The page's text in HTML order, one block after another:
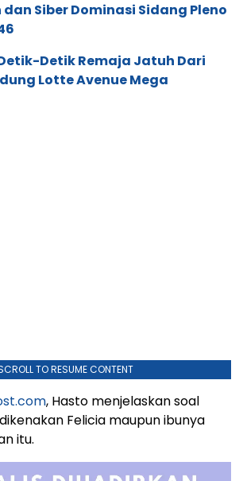
Siber Dominasi Sidang Pleno
Detik Remaja Jatuh Dari
Lotte Avenue Mega
TO RESUME CONTENT
, Hasto menjelaskan soal
Felicia maupun ibunya
itu.